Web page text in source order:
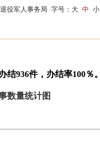
役军人事务局 字号： 大 中 小
结936件，办结率100％
数量统计图